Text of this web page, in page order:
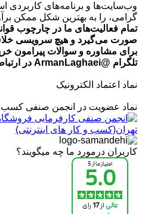
وب‌سایت‌ها و برنامه‌های کاربردی
گرامی، را به بهترین شکل ممکن
تمام فعالیت‌های ما در چارچوب
صورت می‌گیرد و هیچ سرویسی
برای مشاوره و سوالات پیرامون
تلگرام @ArmanLaghaei در ارتباط باشید.
نماد اعتماد الکترونیک
نماد عضویت در انجمن صنفی کسب و
کاربران درمورد ما چه میگویند؟